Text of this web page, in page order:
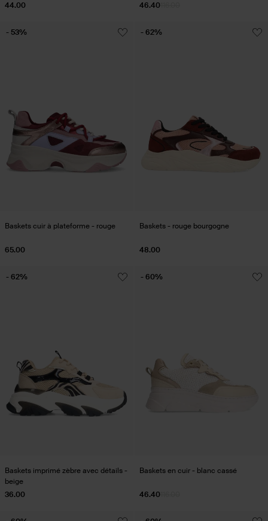
44.00
46.40
Baskets cuir à plateforme - rouge
65.00
- 53%
Baskets - rouge bourgogne
48.00
- 62%
Baskets imprimé zèbre avec détails -
beige
36.00
- 62%
Baskets en cuir - blanc cassé
46.40
- 60%